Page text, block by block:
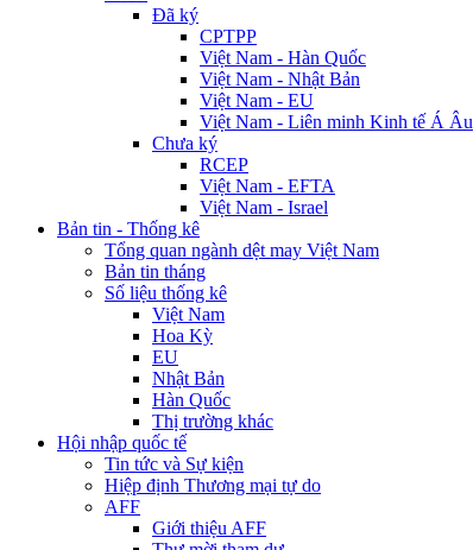
Đã ký
CPTPP
Việt Nam - Hàn Quốc
Việt Nam - Nhật Bản
Việt Nam - EU
Việt Nam - Liên minh Kinh tế Á Âu
Chưa ký
RCEP
Việt Nam - EFTA
Việt Nam - Israel
Bản tin - Thống kê
Tổng quan ngành dệt may Việt Nam
Bản tin tháng
Số liệu thống kê
Việt Nam
Hoa Kỳ
EU
Nhật Bản
Hàn Quốc
Thị trường khác
Hội nhập quốc tế
Tin tức và Sự kiện
Hiệp định Thương mại tự do
AFF
Giới thiệu AFF